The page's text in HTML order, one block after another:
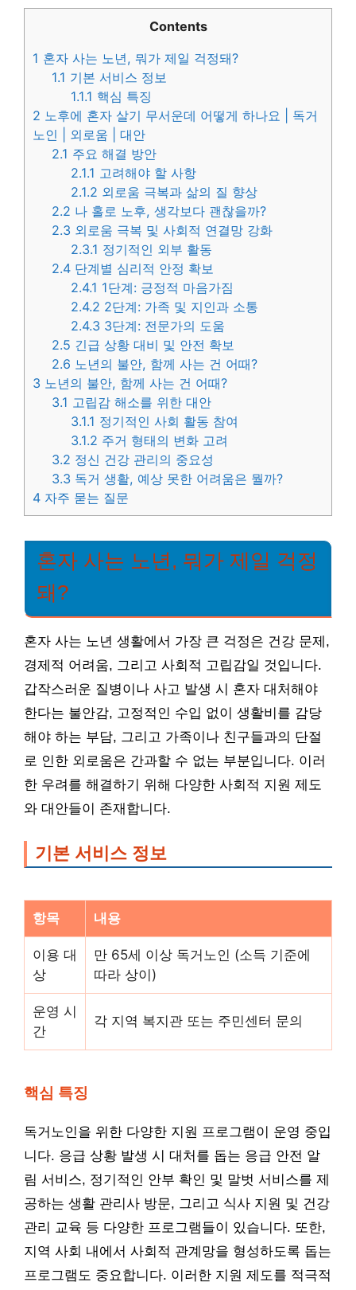
Contents
1 혼자 사는 노년, 뭐가 제일 걱정돼?
1.1 기본 서비스 정보
1.1.1 핵심 특징
2 노후에 혼자 살기 무서운데 어떻게 하나요 | 독거
노인 | 외로움 | 대안
2.1 주요 해결 방안
2.1.1 고려해야 할 사항
2.1.2 외로움 극복과 삶의 질 향상
2.2 나 홀로 노후, 생각보다 괜찮을까?
2.3 외로움 극복 및 사회적 연결망 강화
2.3.1 정기적인 외부 활동
2.4 단계별 심리적 안정 확보
2.4.1 1단계: 긍정적 마음가짐
2.4.2 2단계: 가족 및 지인과 소통
2.4.3 3단계: 전문가의 도움
2.5 긴급 상황 대비 및 안전 확보
2.6 노년의 불안, 함께 사는 건 어때?
3 노년의 불안, 함께 사는 건 어때?
3.1 고립감 해소를 위한 대안
3.1.1 정기적인 사회 활동 참여
3.1.2 주거 형태의 변화 고려
3.2 정신 건강 관리의 중요성
3.3 독거 생활, 예상 못한 어려움은 뭘까?
4 자주 묻는 질문
혼자 사는 노년, 뭐가 제일 걱정
돼?
혼자 사는 노년 생활에서 가장 큰 걱정은 건강 문제,
경제적 어려움, 그리고 사회적 고립감일 것입니다.
갑작스러운 질병이나 사고 발생 시 혼자 대처해야
한다는 불안감, 고정적인 수입 없이 생활비를 감당
해야 하는 부담, 그리고 가족이나 친구들과의 단절
로 인한 외로움은 간과할 수 없는 부분입니다. 이러
한 우려를 해결하기 위해 다양한 사회적 지원 제도
와 대안들이 존재합니다.
기본 서비스 정보
항목 내용
이용 대
상
만 65세 이상 독거노인 (소득 기준에
따라 상이)
운영 시
간
각 지역 복지관 또는 주민센터 문의
핵심 특징
독거노인을 위한 다양한 지원 프로그램이 운영 중입
니다. 응급 상황 발생 시 대처를 돕는 응급 안전 알
림 서비스, 정기적인 안부 확인 및 말벗 서비스를 제
공하는 생활 관리사 방문, 그리고 식사 지원 및 건강
관리 교육 등 다양한 프로그램들이 있습니다. 또한,
지역 사회 내에서 사회적 관계망을 형성하도록 돕는
프로그램도 중요합니다. 이러한 지원 제도를 적극적